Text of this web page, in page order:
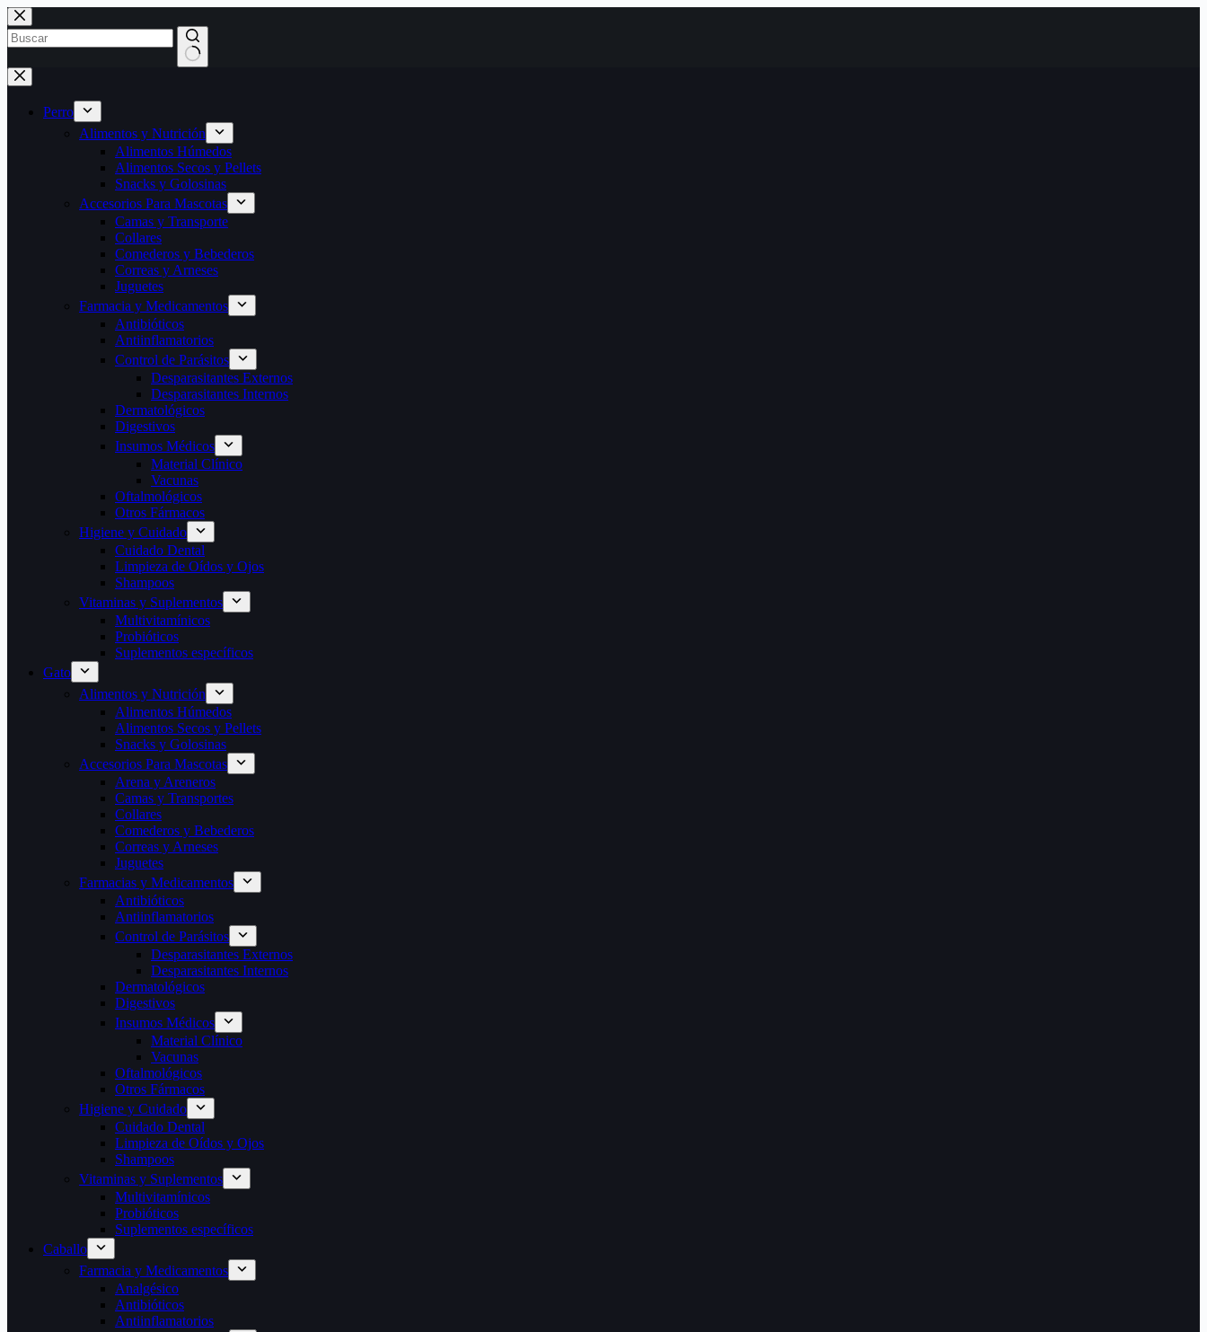
Perro
Alimentos y Nutrición
Alimentos Húmedos
Alimentos Secos y Pellets
Snacks y Golosinas
Accesorios Para Mascotas
Camas y Transporte
Collares
Comederos y Bebederos
Correas y Arneses
Juguetes
Farmacia y Medicamentos
Antibióticos
Antiinflamatorios
Control de Parásitos
Desparasitantes Externos
Desparasitantes Internos
Dermatológicos
Digestivos
Insumos Médicos
Material Clínico
Vacunas
Oftalmológicos
Otros Fármacos
Higiene y Cuidado
Cuidado Dental
Limpieza de Oídos y Ojos
Shampoos
Vitaminas y Suplementos
Multivitamínicos
Probióticos
Suplementos específicos
Gato
Alimentos y Nutrición
Alimentos Húmedos
Alimentos Secos y Pellets
Snacks y Golosinas
Accesorios Para Mascotas
Arena y Areneros
Camas y Transportes
Collares
Comederos y Bebederos
Correas y Arneses
Juguetes
Farmacias y Medicamentos
Antibióticos
Antiinflamatorios
Control de Parásitos
Desparasitantes Externos
Desparasitantes Internos
Dermatológicos
Digestivos
Insumos Médicos
Material Clínico
Vacunas
Oftalmológicos
Otros Fármacos
Higiene y Cuidado
Cuidado Dental
Limpieza de Oídos y Ojos
Shampoos
Vitaminas y Suplementos
Multivitamínicos
Probióticos
Suplementos específicos
Caballo
Farmacia y Medicamentos
Analgésico
Antibióticos
Antiinflamatorios